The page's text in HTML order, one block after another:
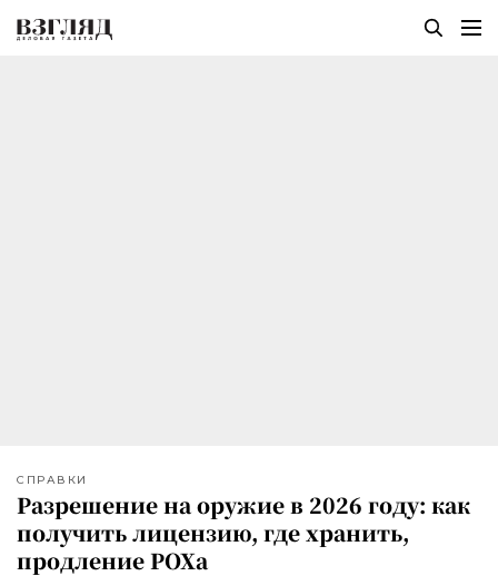
СПРАВКИ
Разрешение на оружие в 2026 году: как
получить лицензию, где хранить,
продление РОХа